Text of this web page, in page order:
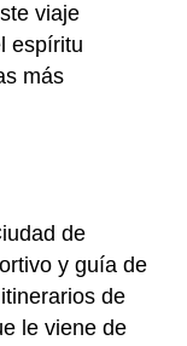
viaje
espíritu
más
de
y guía de
de
le viene de